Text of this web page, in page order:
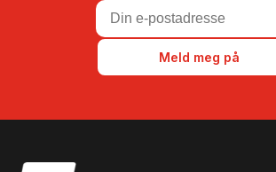
Meld meg på